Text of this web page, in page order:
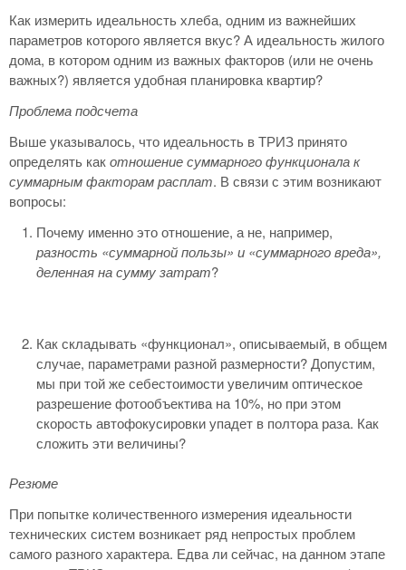
Как измерить идеальность хлеба, одним из важнейших
параметров которого является вкус? А идеальность жилого
дома, в котором одним из важных факторов (или не очень
важных?) является удобная планировка квартир?
Проблема подсчета
Выше указывалось, что идеальность в ТРИЗ принято
определять какотношение суммарного функционалак
суммарным факторам расплат. В связи с этим возникают
вопросы:
Почему именно это отношение, а не, например,
разность «суммарной пользы» и «суммарного вреда»,
деленная на сумму затрат?
Как складывать «функционал», описываемый, в общем
случае, параметрами разной размерности? Допустим,
мы при той же себестоимости увеличим оптическое
разрешение фотообъектива на 10%, но при этом
скорость автофокусировки упадет в полтора раза. Как
сложить эти величины?
Резюме
При попытке количественного измерения идеальности
технических систем возникает ряд непростых проблем
самого разного характера. Едва ли сейчас, на данном этапе